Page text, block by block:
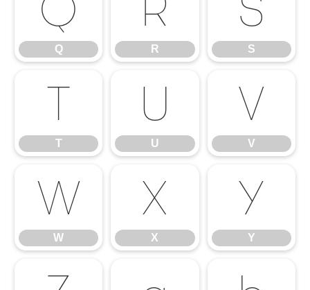
Q R S
T
T
U
U
V
V
W
W
X
X
Y
Y